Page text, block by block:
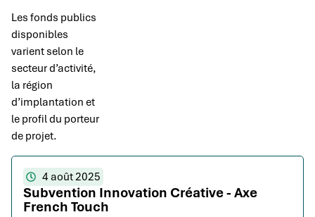
Les fonds publics
disponibles
varient selon le
secteur d’activité,
la région
d’implantation et
le profil du porteur
de projet.
4 août 2025
Subvention Innovation Créative - Axe
French Touch